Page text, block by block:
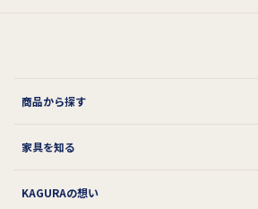
商品から探す
家具を知る
KAGURAの想い